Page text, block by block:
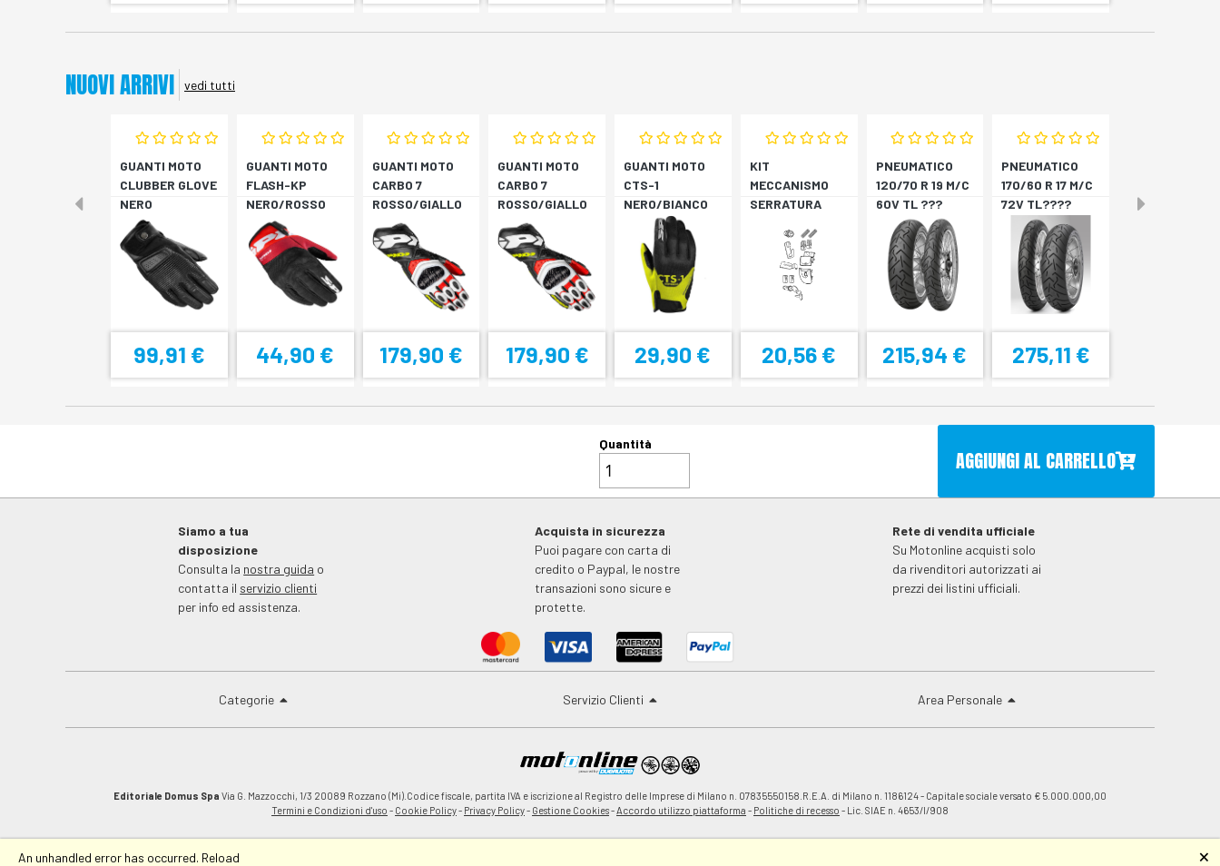
NUOVI ARRIVI vedi tutti
GUANTI MOTO
CLUBBER GLOVE
NERO
99,91 €
GUANTI MOTO
FLASH-KP
NERO/ROSSO
44,90 €
GUANTI MOTO
CARBO 7
ROSSO/GIALLO
FLUORESCENTE
179,90 €
GUANTI MOTO
CARBO 7
ROSSO/GIALLO
FLUORESCENTE
179,90 €
GUANTI MOTO
CTS-1
NERO/BIANCO
29,90 €
KIT
MECCANISMO
SERRATURA
20,56 €
PNEUMATICO
120/70 R 19 M/C
60V TL ???
SCORPION T *A
215,94 €
PNEUMATICO
170/60 R 17 M/C
72V TL????
SCORPION T *P
275,11 €
Quantità
AGGIUNGI AL CARRELLO
Siamo a tua
disposizione
Consulta la nostra guida o
contatta il servizio clienti
per info ed assistenza.
Acquista in sicurezza
Puoi pagare con carta di
credito o Paypal, le nostre
transazioni sono sicure e
protette.
Rete di vendita ufficiale
Su Motonline acquisti solo
da rivenditori autorizzati ai
prezzi dei listini ufficiali.
Categorie Servizio Clienti Area Personale
Editoriale Domus Spa Via G. Mazzocchi, 1/3 20089 Rozzano (Mi).Codice fiscale, partita IVA e iscrizione al Registro delle Imprese di Milano n. 07835550158.R.E.A. di Milano n. 1186124 - Capitale sociale versato € 5.000.000,00
Termini e Condizioni d'uso - Cookie Policy- Privacy Policy- Gestione Cookies-Accordo utilizzo piattaforma - Politiche di recesso - Lic. SIAE n. 4653/I/908
An unhandled error has occurred. Reload 🗙